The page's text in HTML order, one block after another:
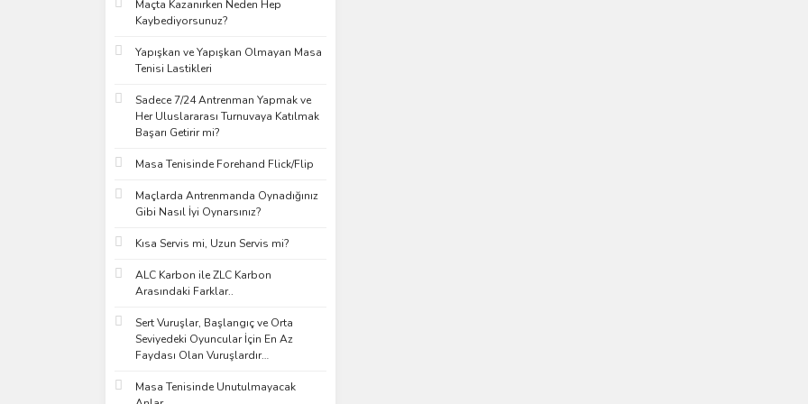
Maçta Kazanırken Neden Hep
Kaybediyorsunuz?
Yapışkan ve Yapışkan Olmayan Masa
Tenisi Lastikleri
Sadece 7/24 Antrenman Yapmak ve
Her Uluslararası Turnuvaya Katılmak
Başarı Getirir mi?
Masa Tenisinde Forehand Flick/Flip
Maçlarda Antrenmanda Oynadığınız
Gibi Nasıl İyi Oynarsınız?
Kısa Servis mi, Uzun Servis mi?
ALC Karbon ile ZLC Karbon
Arasındaki Farklar..
Sert Vuruşlar, Başlangıç ve Orta
Seviyedeki Oyuncular İçin En Az
Faydası Olan Vuruşlardır…
Masa Tenisinde Unutulmayacak